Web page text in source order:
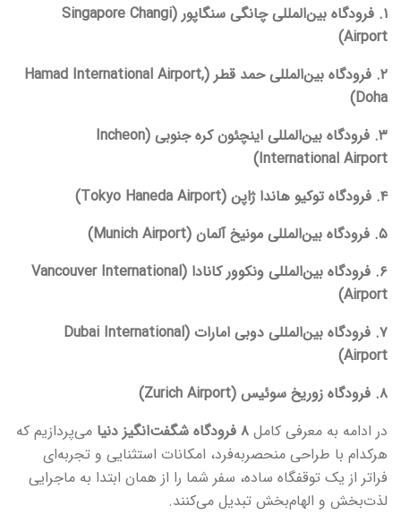
۱. فرودگاه بین‌المللی چانگی سنگاپور (Singapore Changi
Airport)
۲. فرودگاه بین‌المللی حمد قطر (Hamad International Airport,
Doha)
۳. فرودگاه بین‌المللی اینچئون کره جنوبی (Incheon
International Airport)
۴. فرودگاه توکیو هاندا ژاپن (Tokyo Haneda Airport)
۵. فرودگاه بین‌المللی مونیخ آلمان (Munich Airport)
۶. فرودگاه بین‌المللی ونکوور کانادا (Vancouver International
Airport)
۷. فرودگاه بین‌المللی دوبی امارات (Dubai International
Airport)
۸. فرودگاه زوریخ سوئیس (Zurich Airport)
در ادامه به معرفی کامل ۸ فرودگاه شگفت‌انگیز دنیا
می‌پردازیم که
هرکدام با طراحی منحصربه‌فرد، امکانات استثنایی و تجربه‌ای
فراتر از یک توقفگاه ساده، سفر شما را از همان ابتدا به ماجرایی
لذت‌بخش و الهام‌بخش تبدیل می‌کنند.